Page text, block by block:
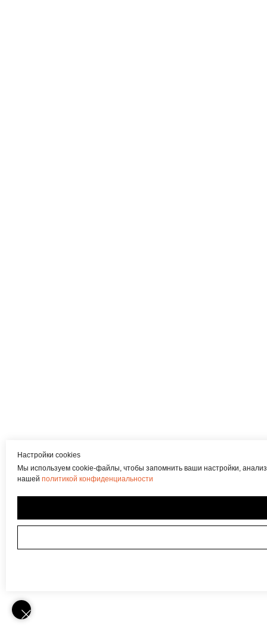
Настройки cookies
Мы используем cookie-файлы, чтобы запомнить ваши настройки,
нашей политикой конфиденциальности